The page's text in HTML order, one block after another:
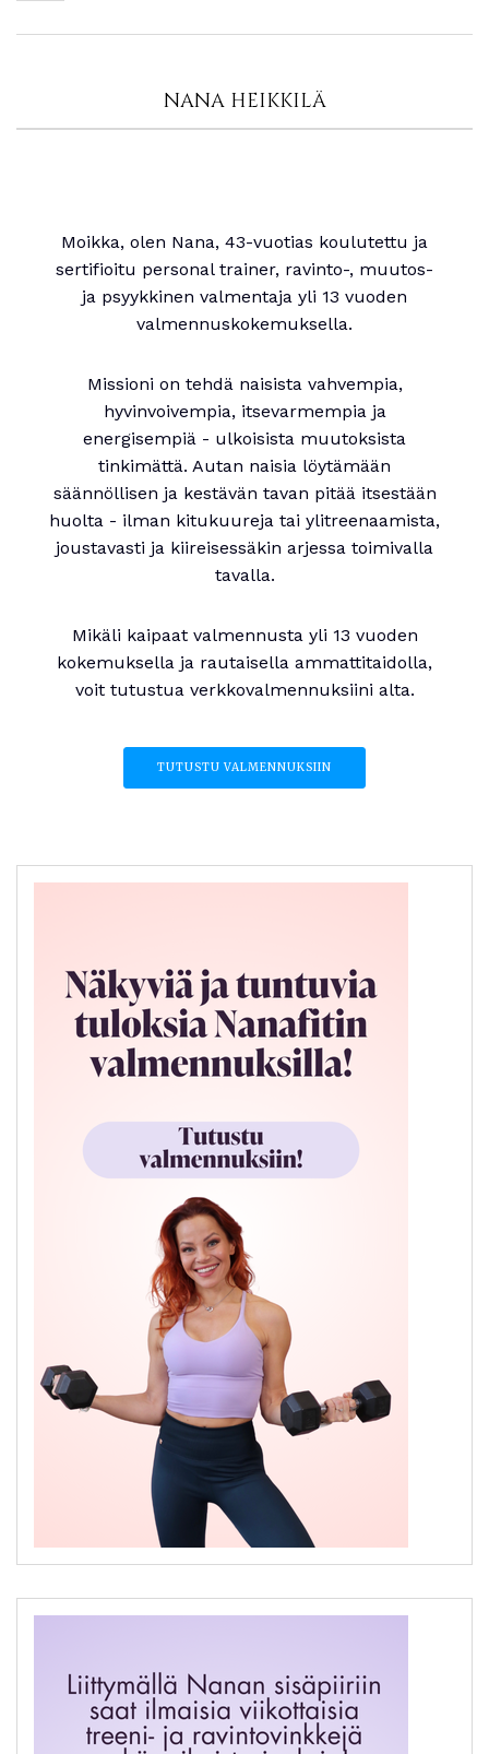
NANA HEIKKILÄ
Moikka, olen Nana, 43-vuotias koulutettu ja
sertifioitu personal trainer, ravinto-, muutos-
ja psyykkinen valmentaja yli 13 vuoden
valmennuskokemuksella.
Missioni on tehdä naisista vahvempia,
hyvinvoivempia, itsevarmempia ja
energisempiä - ulkoisista muutoksista
tinkimättä. Autan naisia löytämään
säännöllisen ja kestävän tavan pitää itsestään
huolta - ilman kitukuureja tai ylitreenaamista,
joustavasti ja kiireisessäkin arjessa toimivalla
tavalla.
Mikäli kaipaat valmennusta yli 13 vuoden
kokemuksella ja rautaisella ammattitaidolla,
voit tutustua verkkovalmennuksiini alta.
TUTUSTU VALMENNUKSIIN